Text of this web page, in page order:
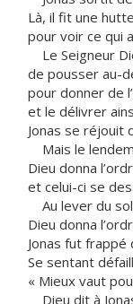
Là, il fit une
pour voir ce qui
Le Seigneur
de pousser au-
pour donner de
et le délivrer
Jonas se réjouit
Mais le
Dieu donna
et celui-ci se
Au lever du
Dieu donna
Jonas fut frappé
Se sentant
« Mieux vaut
Dieu dit à